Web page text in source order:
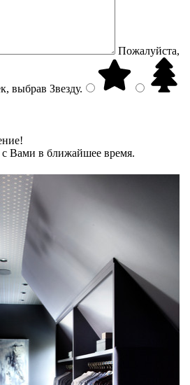
Пожалуйста,
выбрав Звезду.
Вами в ближайшее время.